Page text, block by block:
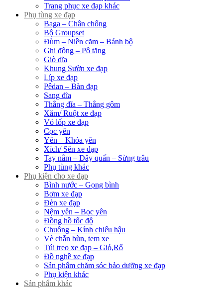
Trang phục xe đạp khác
Phụ tùng xe đạp
Baga – Chân chống
Bộ Groupset
Đùm – Niền căm – Bánh bộ
Ghi đông – Pô tăng
Giò dĩa
Khung Sườn xe đạp
Líp xe đạp
Pêdan – Bàn đạp
Sang đĩa
Thắng đĩa – Thắng gôm
Xăm/ Ruột xe đạp
Vỏ lốp xe đạp
Cọc yên
Yên – Khóa yên
Xích/ Sên xe đạp
Tay nắm – Dây quấn – Sừng trâu
Phụ tùng khác
Phụ kiện cho xe đạp
Bình nước – Gọng bình
Bơm xe đạp
Đèn xe đạp
Nệm yên – Bọc yên
Đồng hồ tốc độ
Chuông – Kính chiếu hậu
Vè chắn bùn, tem xe
Túi treo xe đạp – Giỏ,Rổ
Đồ nghề xe đạp
Sản phẩm chăm sóc bảo dưỡng xe đạp
Phụ kiện khác
Sản phẩm khác